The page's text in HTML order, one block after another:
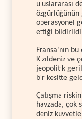
uluslararası
özgürlüğünün
operasyonel
ettiği bildirildi.
Fransa'nın
Kızıldeniz ve
jeopolitik
bir kesitte
Çatışma
havzada, çok
deniz